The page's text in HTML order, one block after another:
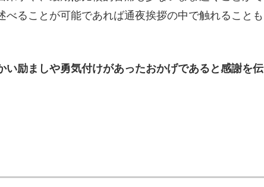
ることが可能であれば通夜挨拶の中で触れることも
い励ましや勇気付けがあったおかげであると感謝を伝